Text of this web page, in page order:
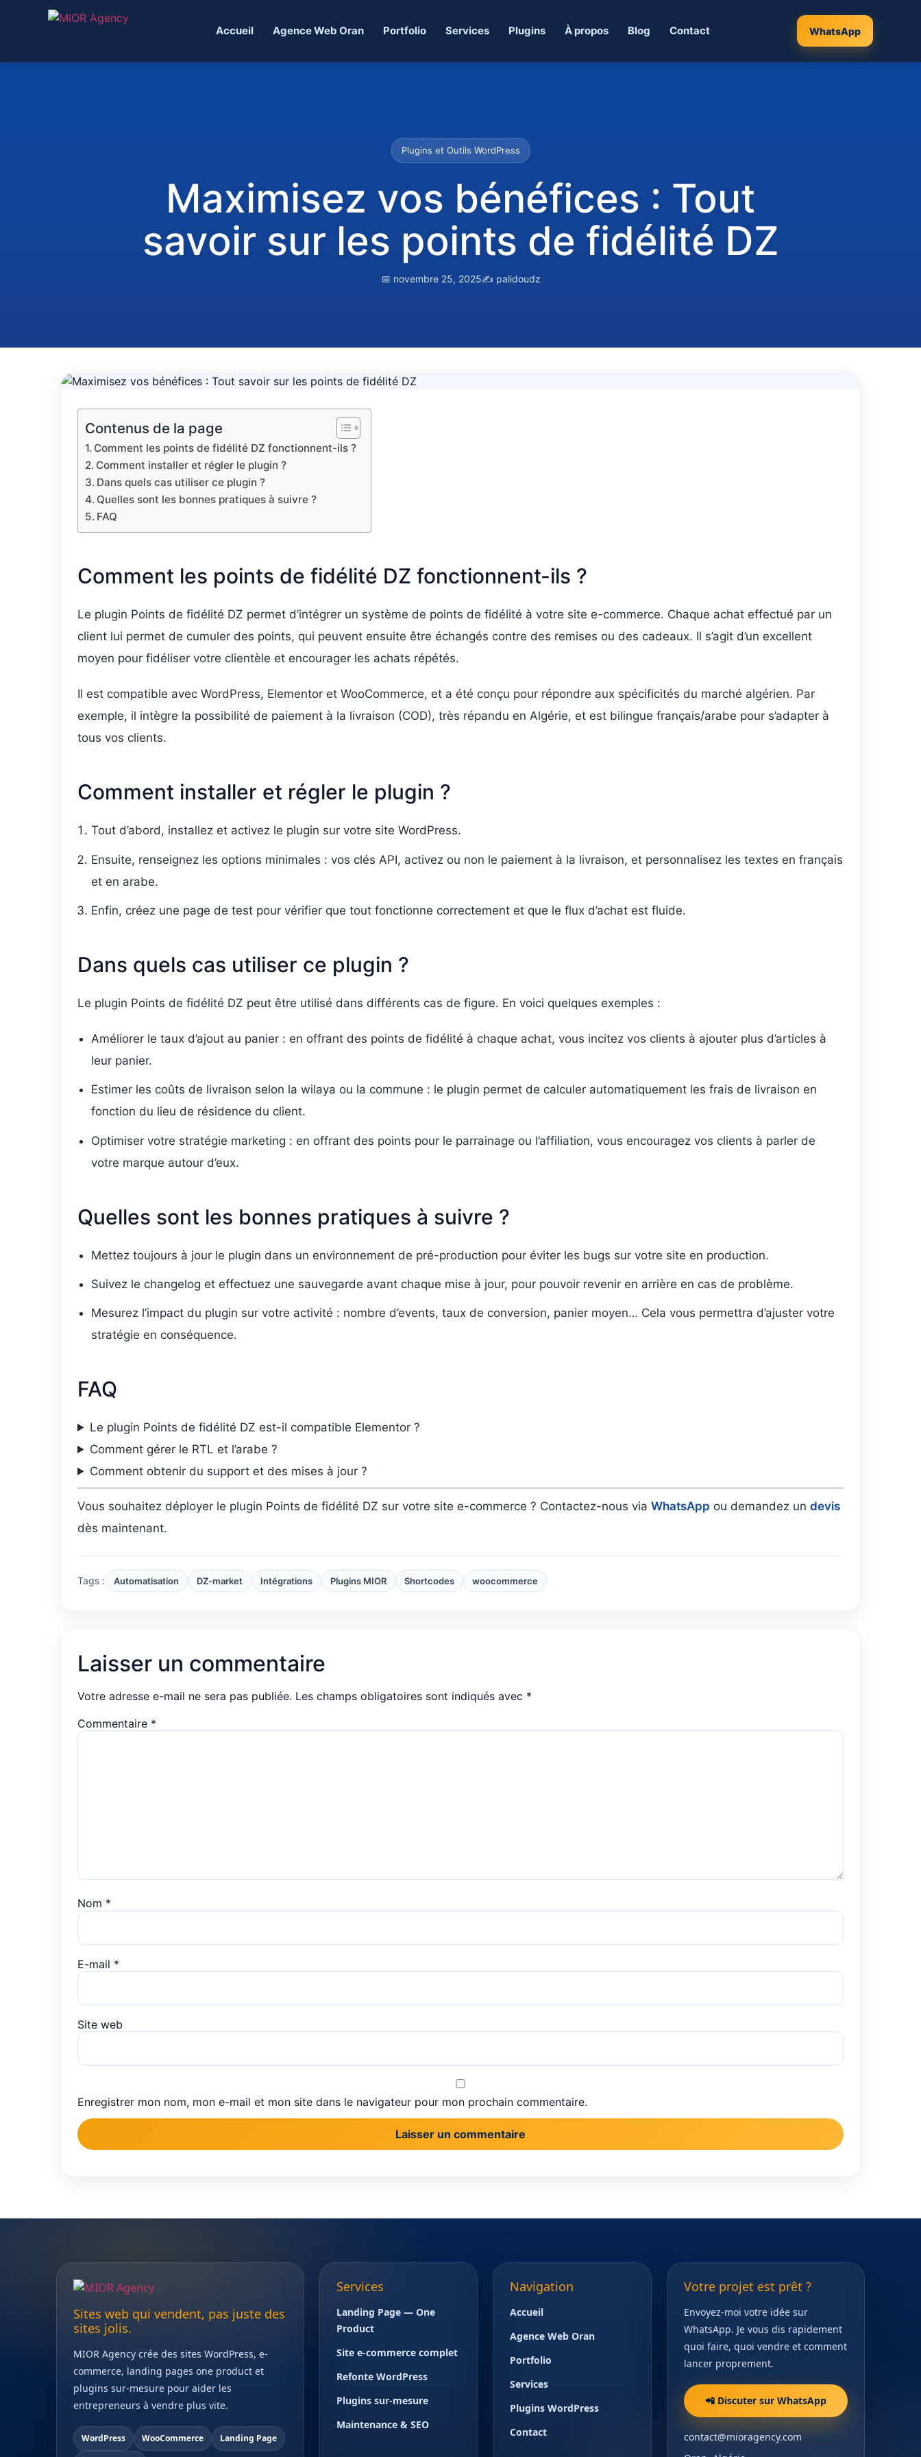
Accueil Agence Web Oran Portfolio Services Plugins À propos Blog Contact WhatsApp
Plugins et Outils WordPress
Maximisez vos bénéfices : Tout
savoir sur les points de fidélité DZ
📅 novembre 25, 2025✍️ palidoudz
Contenus de la page
Comment les points de fidélité DZ fonctionnent-ils ?
Comment installer et régler le plugin ?
Dans quels cas utiliser ce plugin ?
Quelles sont les bonnes pratiques à suivre ?
FAQ
Comment les points de fidélité DZ fonctionnent-ils ?
Le plugin Points de fidélité DZ permet d’intégrer un système de points de fidélité à votre site e-commerce. Chaque achat effectué par un
client lui permet de cumuler des points, qui peuvent ensuite être échangés contre des remises ou des cadeaux. Il s’agit d’un excellent
moyen pour fidéliser votre clientèle et encourager les achats répétés.
Il est compatible avec WordPress, Elementor et WooCommerce, et a été conçu pour répondre aux spécificités du marché algérien. Par
exemple, il intègre la possibilité de paiement à la livraison (COD), très répandu en Algérie, et est bilingue français/arabe pour s’adapter à
tous vos clients.
Comment installer et régler le plugin ?
Tout d’abord, installez et activez le plugin sur votre site WordPress.
Ensuite, renseignez les options minimales : vos clés API, activez ou non le paiement à la livraison, et personnalisez les textes en français
et en arabe.
Enfin, créez une page de test pour vérifier que tout fonctionne correctement et que le flux d’achat est fluide.
Dans quels cas utiliser ce plugin ?
Le plugin Points de fidélité DZ peut être utilisé dans différents cas de figure. En voici quelques exemples :
Améliorer le taux d’ajout au panier : en offrant des points de fidélité à chaque achat, vous incitez vos clients à ajouter plus d’articles à
leur panier.
Estimer les coûts de livraison selon la wilaya ou la commune : le plugin permet de calculer automatiquement les frais de livraison en
fonction du lieu de résidence du client.
Optimiser votre stratégie marketing : en offrant des points pour le parrainage ou l’affiliation, vous encouragez vos clients à parler de
votre marque autour d’eux.
Quelles sont les bonnes pratiques à suivre ?
Mettez toujours à jour le plugin dans un environnement de pré-production pour éviter les bugs sur votre site en production.
Suivez le changelog et effectuez une sauvegarde avant chaque mise à jour, pour pouvoir revenir en arrière en cas de problème.
Mesurez l’impact du plugin sur votre activité : nombre d’events, taux de conversion, panier moyen… Cela vous permettra d’ajuster votre
stratégie en conséquence.
FAQ
Le plugin Points de fidélité DZ est-il compatible Elementor ?
Comment gérer le RTL et l’arabe ?
Comment obtenir du support et des mises à jour ?
Vous souhaitez déployer le plugin Points de fidélité DZ sur votre site e-commerce ? Contactez-nous via WhatsApp ou demandez un devis
dès maintenant.
Tags : Automatisation DZ-market Intégrations Plugins MIOR Shortcodes woocommerce
Laisser un commentaire
Votre adresse e-mail ne sera pas publiée. Les champs obligatoires sont indiqués avec *
Commentaire *
Nom *
E-mail *
Site web
Enregistrer mon nom, mon e-mail et mon site dans le navigateur pour mon prochain commentaire.
Sites web qui vendent, pas juste des
sites jolis.
MIOR Agency crée des sites WordPress, e-
commerce, landing pages one product et
plugins sur-mesure pour aider les
entrepreneurs à vendre plus vite.
WordPress WooCommerce Landing Page
Services
Landing Page — One
Product
Site e-commerce complet
Refonte WordPress
Plugins sur-mesure
Maintenance & SEO
Navigation
Accueil
Agence Web Oran
Portfolio
Services
Plugins WordPress
Contact
Votre projet est prêt ?
Envoyez-moi votre idée sur
WhatsApp. Je vous dis rapidement
quoi faire, quoi vendre et comment
lancer proprement.
📲 Discuter sur WhatsApp
contact@mioragency.com